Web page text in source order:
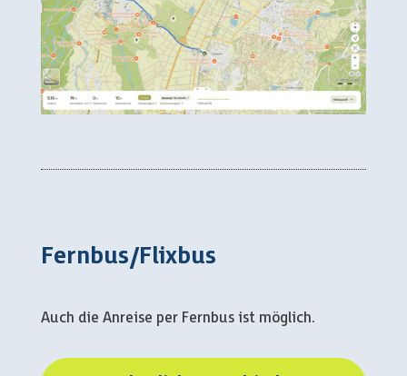
Fernbus/Flixbus
Auch die Anreise per Fernbus ist möglich.